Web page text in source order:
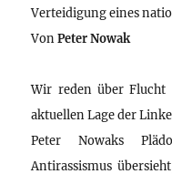
Verteidigung eines
VonPeter Nowak
Wir reden über Flucht
aktuellen Lage der
Peter Nowaks
Antirassismus